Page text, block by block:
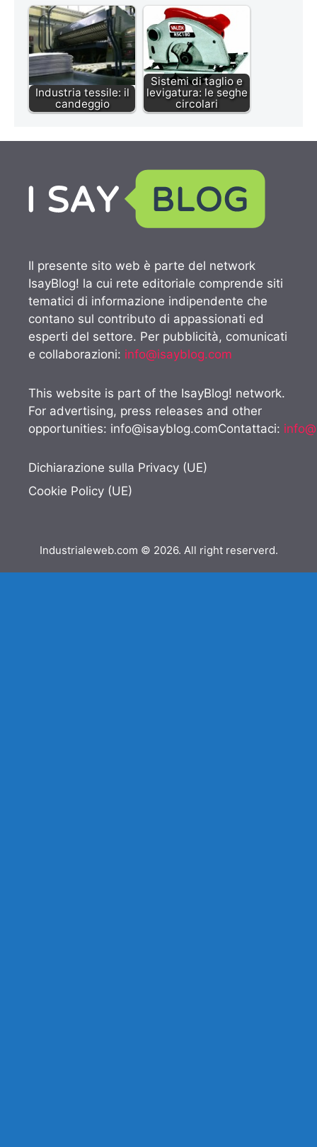
Industria tessile: il
candeggio
Sistemi di taglio e
levigatura: le seghe
circolari
Il presente sito web è parte del network
IsayBlog! la cui rete editoriale comprende siti
tematici di informazione indipendente che
contano sul contributo di appassionati ed
esperti del settore. Per pubblicità, comunicati
e collaborazioni: info@isayblog.com
This website is part of the IsayBlog! network.
For advertising, press releases and other
opportunities: info@isayblog.comContattaci:
Dichiarazione sulla Privacy (UE)
Cookie Policy (UE)
Industrialeweb.com © 2026. All right reserverd.